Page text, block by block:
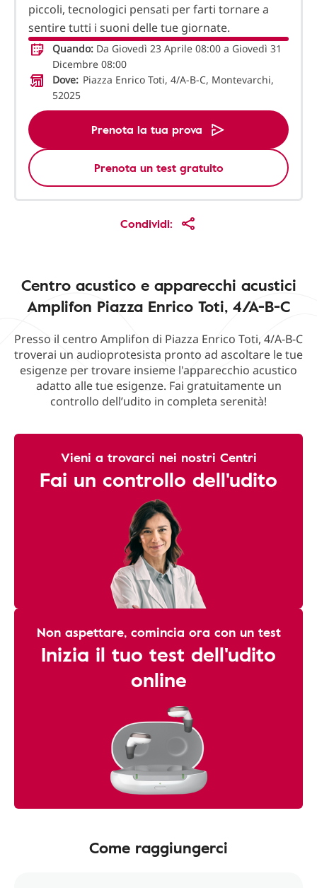
piccoli, tecnologici pensati per farti tornare a
sentire tutti i suoni delle tue giornate.
Quando: Da Giovedì 23 Aprile 08:00 a Giovedì 31
Dicembre 08:00
Dove: Piazza Enrico Toti, 4/A-B-C, Montevarchi,
52025
Prenota la tua prova
Prenota un test gratuito
Condividi:
Centro acustico e apparecchi acustici
Amplifon Piazza Enrico Toti, 4/A-B-C
Presso il centro Amplifon di Piazza Enrico Toti, 4/A-B-C
troverai un audioprotesista pronto ad ascoltare le tue
esigenze per trovare insieme l'apparecchio acustico
adatto alle tue esigenze. Fai gratuitamente un
controllo dell’udito in completa serenità!
Vieni a trovarci nei nostri Centri
Fai un controllo dell'udito
Non aspettare, comincia ora con un test
Inizia il tuo test dell'udito
online
Come raggiungerci